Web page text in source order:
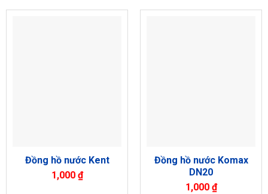
Đồng hồ nước Kent
1,000 ₫
Đồng hồ nước Komax
DN20
1,000 ₫